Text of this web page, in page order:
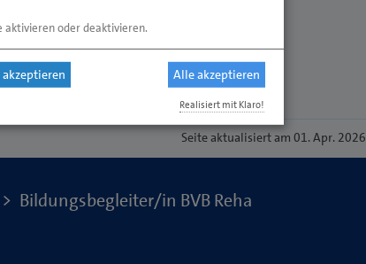
Seiteaktualisiert am 01. Apr. 2026
Bildungsbegleiter/in BVB Reha
aktivieren oder deaktivieren.
Alle akzeptieren
Realisiert mit Klaro!